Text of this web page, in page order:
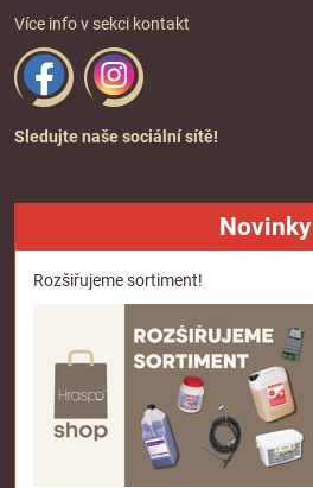
Více info v sekci kontakt
Sledujte naše sociální sítě!
Novinky
Rozšiřujeme sortiment!